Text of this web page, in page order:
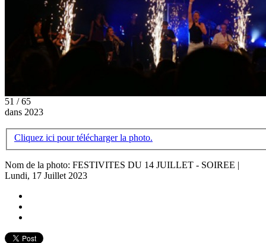
51 / 65
dans 2023
Cliquez ici pour télécharger la photo.
Nom de la photo: FESTIVITES DU 14 JUILLET - SOIREE |
Lundi, 17 Juillet 2023